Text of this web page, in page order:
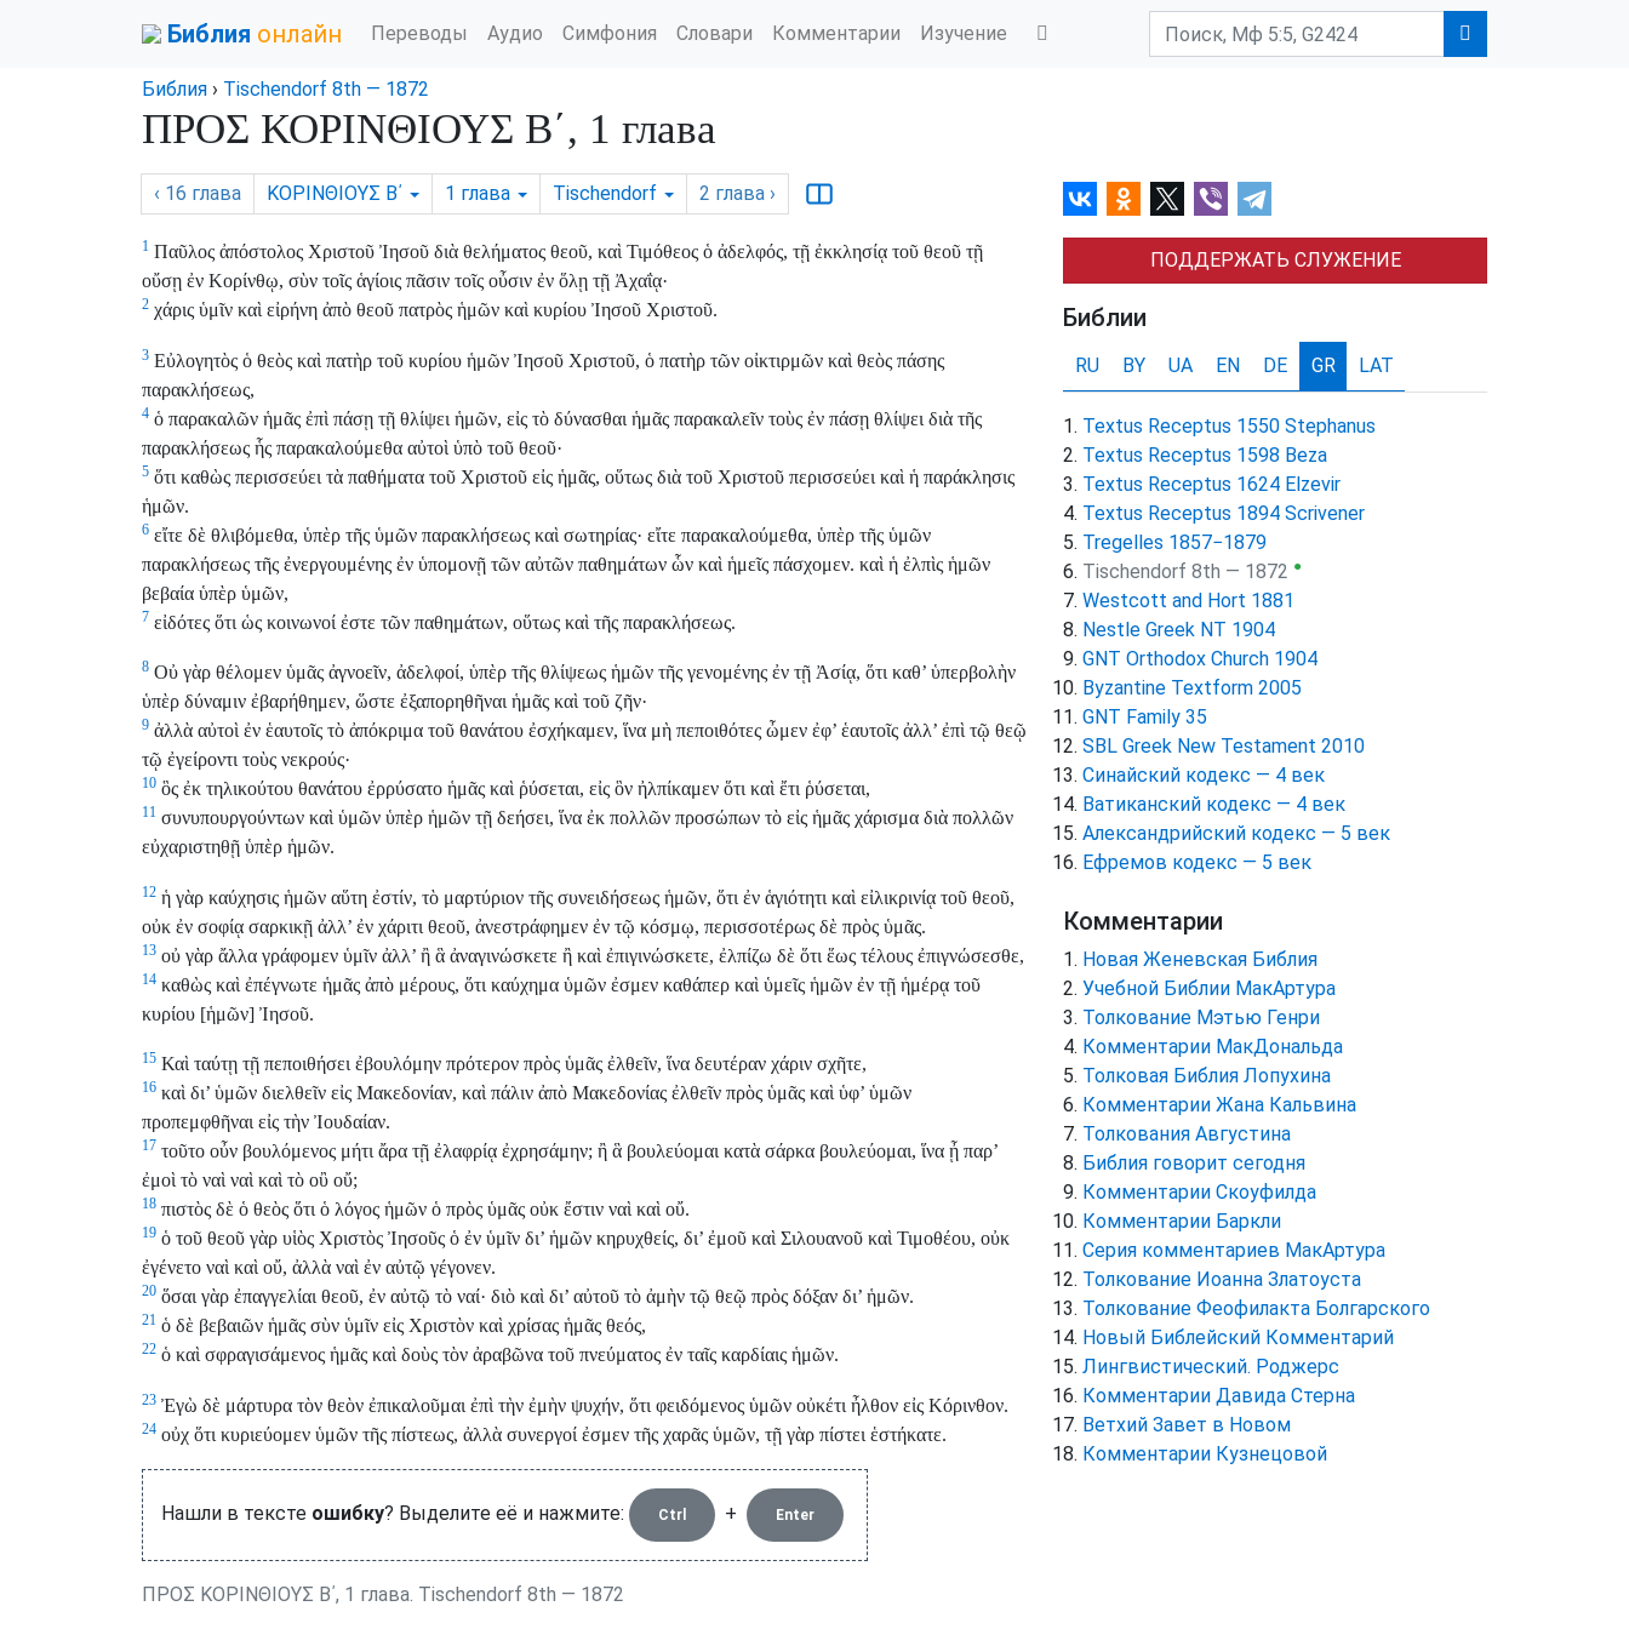
Библия онлайн Переводы Аудио Симфония Словари Комментарии Изучение
Библия › Tischendorf 8th — 1872
ΠΡΟΣ ΚΟΡΙΝΘΙΟΥΣ Β΄, 1 глава
‹ 16 глава ΚΟΡΙΝΘΙΟΥΣ Β΄ 1 глава Tischendorf 2 глава ›
1 Παῦλος ἀπόστολος Χριστοῦ Ἰησοῦ διὰ θελήματος θεοῦ, καὶ Τιμόθεος ὁ ἀδελφός, τῇ ἐκκλησίᾳ τοῦ θεοῦ τῇ
οὔσῃ ἐν Κορίνθῳ, σὺν τοῖς ἁγίοις πᾶσιν τοῖς οὖσιν ἐν ὅλῃ τῇ Ἀχαΐᾳ·
2 χάρις ὑμῖν καὶ εἰρήνη ἀπὸ θεοῦ πατρὸς ἡμῶν καὶ κυρίου Ἰησοῦ Χριστοῦ.
3 Εὐλογητὸς ὁ θεὸς καὶ πατὴρ τοῦ κυρίου ἡμῶν Ἰησοῦ Χριστοῦ, ὁ πατὴρ τῶν οἰκτιρμῶν καὶ θεὸς πάσης
παρακλήσεως,
4 ὁ παρακαλῶν ἡμᾶς ἐπὶ πάσῃ τῇ θλίψει ἡμῶν, εἰς τὸ δύνασθαι ἡμᾶς παρακαλεῖν τοὺς ἐν πάσῃ θλίψει διὰ τῆς
παρακλήσεως ἧς παρακαλούμεθα αὐτοὶ ὑπὸ τοῦ θεοῦ·
5 ὅτι καθὼς περισσεύει τὰ παθήματα τοῦ Χριστοῦ εἰς ἡμᾶς, οὕτως διὰ τοῦ Χριστοῦ περισσεύει καὶ ἡ παράκλησις
ἡμῶν.
6 εἴτε δὲ θλιβόμεθα, ὑπὲρ τῆς ὑμῶν παρακλήσεως καὶ σωτηρίας· εἴτε παρακαλούμεθα, ὑπὲρ τῆς ὑμῶν
παρακλήσεως τῆς ἐνεργουμένης ἐν ὑπομονῇ τῶν αὐτῶν παθημάτων ὧν καὶ ἡμεῖς πάσχομεν. καὶ ἡ ἐλπὶς ἡμῶν
βεβαία ὑπὲρ ὑμῶν,
7 εἰδότες ὅτι ὡς κοινωνοί ἐστε τῶν παθημάτων, οὕτως καὶ τῆς παρακλήσεως.
8 Οὐ γὰρ θέλομεν ὑμᾶς ἀγνοεῖν, ἀδελφοί, ὑπὲρ τῆς θλίψεως ἡμῶν τῆς γενομένης ἐν τῇ Ἀσίᾳ, ὅτι καθ’ ὑπερβολὴν
ὑπὲρ δύναμιν ἐβαρήθημεν, ὥστε ἐξαπορηθῆναι ἡμᾶς καὶ τοῦ ζῆν·
9 ἀλλὰ αὐτοὶ ἐν ἑαυτοῖς τὸ ἀπόκριμα τοῦ θανάτου ἐσχήκαμεν, ἵνα μὴ πεποιθότες ὦμεν ἐφ’ ἑαυτοῖς ἀλλ’ ἐπὶ τῷ θεῷ
τῷ ἐγείροντι τοὺς νεκρούς·
10 ὃς ἐκ τηλικούτου θανάτου ἐρρύσατο ἡμᾶς καὶ ῥύσεται, εἰς ὃν ἠλπίκαμεν ὅτι καὶ ἔτι ῥύσεται,
11 συνυπουργούντων καὶ ὑμῶν ὑπὲρ ἡμῶν τῇ δεήσει, ἵνα ἐκ πολλῶν προσώπων τὸ εἰς ἡμᾶς χάρισμα διὰ πολλῶν
εὐχαριστηθῇ ὑπὲρ ἡμῶν.
12 ἡ γὰρ καύχησις ἡμῶν αὕτη ἐστίν, τὸ μαρτύριον τῆς συνειδήσεως ἡμῶν, ὅτι ἐν ἁγιότητι καὶ εἰλικρινίᾳ τοῦ θεοῦ,
οὐκ ἐν σοφίᾳ σαρκικῇ ἀλλ’ ἐν χάριτι θεοῦ, ἀνεστράφημεν ἐν τῷ κόσμῳ, περισσοτέρως δὲ πρὸς ὑμᾶς.
13 οὐ γὰρ ἄλλα γράφομεν ὑμῖν ἀλλ’ ἢ ἃ ἀναγινώσκετε ἢ καὶ ἐπιγινώσκετε, ἐλπίζω δὲ ὅτι ἕως τέλους ἐπιγνώσεσθε,
14 καθὼς καὶ ἐπέγνωτε ἡμᾶς ἀπὸ μέρους, ὅτι καύχημα ὑμῶν ἐσμεν καθάπερ καὶ ὑμεῖς ἡμῶν ἐν τῇ ἡμέρᾳ τοῦ
κυρίου [ἡμῶν] Ἰησοῦ.
15 Καὶ ταύτῃ τῇ πεποιθήσει ἐβουλόμην πρότερον πρὸς ὑμᾶς ἐλθεῖν, ἵνα δευτέραν χάριν σχῆτε,
16 καὶ δι’ ὑμῶν διελθεῖν εἰς Μακεδονίαν, καὶ πάλιν ἀπὸ Μακεδονίας ἐλθεῖν πρὸς ὑμᾶς καὶ ὑφ’ ὑμῶν
προπεμφθῆναι εἰς τὴν Ἰουδαίαν.
17 τοῦτο οὖν βουλόμενος μήτι ἄρα τῇ ἐλαφρίᾳ ἐχρησάμην; ἢ ἃ βουλεύομαι κατὰ σάρκα βουλεύομαι, ἵνα ᾖ παρ’
ἐμοὶ τὸ ναὶ ναὶ καὶ τὸ οὒ οὔ;
18 πιστὸς δὲ ὁ θεὸς ὅτι ὁ λόγος ἡμῶν ὁ πρὸς ὑμᾶς οὐκ ἔστιν ναὶ καὶ οὔ.
19 ὁ τοῦ θεοῦ γὰρ υἱὸς Χριστὸς Ἰησοῦς ὁ ἐν ὑμῖν δι’ ἡμῶν κηρυχθείς, δι’ ἐμοῦ καὶ Σιλουανοῦ καὶ Τιμοθέου, οὐκ
ἐγένετο ναὶ καὶ οὔ, ἀλλὰ ναὶ ἐν αὐτῷ γέγονεν.
20 ὅσαι γὰρ ἐπαγγελίαι θεοῦ, ἐν αὐτῷ τὸ ναί· διὸ καὶ δι’ αὐτοῦ τὸ ἀμὴν τῷ θεῷ πρὸς δόξαν δι’ ἡμῶν.
21 ὁ δὲ βεβαιῶν ἡμᾶς σὺν ὑμῖν εἰς Χριστὸν καὶ χρίσας ἡμᾶς θεός,
22 ὁ καὶ σφραγισάμενος ἡμᾶς καὶ δοὺς τὸν ἀραβῶνα τοῦ πνεύματος ἐν ταῖς καρδίαις ἡμῶν.
23 Ἐγὼ δὲ μάρτυρα τὸν θεὸν ἐπικαλοῦμαι ἐπὶ τὴν ἐμὴν ψυχήν, ὅτι φειδόμενος ὑμῶν οὐκέτι ἦλθον εἰς Κόρινθον.
24 οὐχ ὅτι κυριεύομεν ὑμῶν τῆς πίστεως, ἀλλὰ συνεργοί ἐσμεν τῆς χαρᾶς ὑμῶν, τῇ γὰρ πίστει ἑστήκατε.
Нашли в тексте ошибку? Выделите её и нажмите: Ctrl + Enter
ΠΡΟΣ ΚΟΡΙΝΘΙΟΥΣ Β΄, 1 глава. Tischendorf 8th — 1872
ПОДДЕРЖАТЬ СЛУЖЕНИЕ
Библии
RU BY UA EN DE GR LAT
Textus Receptus 1550 Stephanus
Textus Receptus 1598 Beza
Textus Receptus 1624 Elzevir
Textus Receptus 1894 Scrivener
Tregelles 1857−1879
Tischendorf 8th — 1872 ●
Westcott and Hort 1881
Nestle Greek NT 1904
GNT Orthodox Church 1904
Byzantine Textform 2005
GNT Family 35
SBL Greek New Testament 2010
Синайский кодекс — 4 век
Ватиканский кодекс — 4 век
Александрийский кодекс — 5 век
Ефремов кодекс — 5 век
Комментарии
Новая Женевская Библия
Учебной Библии МакАртура
Толкование Мэтью Генри
Комментарии МакДональда
Толковая Библия Лопухина
Комментарии Жана Кальвина
Толкования Августина
Библия говорит сегодня
Комментарии Скоуфилда
Комментарии Баркли
Серия комментариев МакАртура
Толкование Иоанна Златоуста
Толкование Феофилакта Болгарского
Новый Библейский Комментарий
Лингвистический. Роджерс
Комментарии Давида Стерна
Ветхий Завет в Новом
Комментарии Кузнецовой